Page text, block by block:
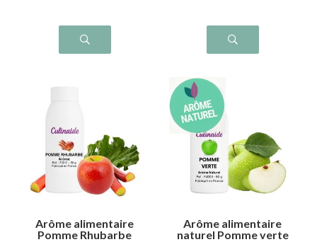
Arôme alimentaire
Pomme Rhubarbe
Arôme alimentaire
naturel Pomme verte